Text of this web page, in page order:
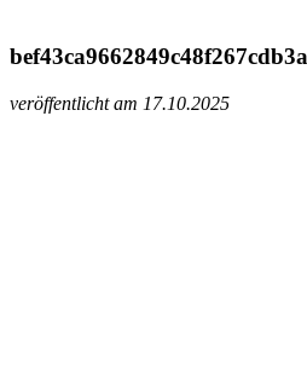
veröffentlicht am 17.10.2025